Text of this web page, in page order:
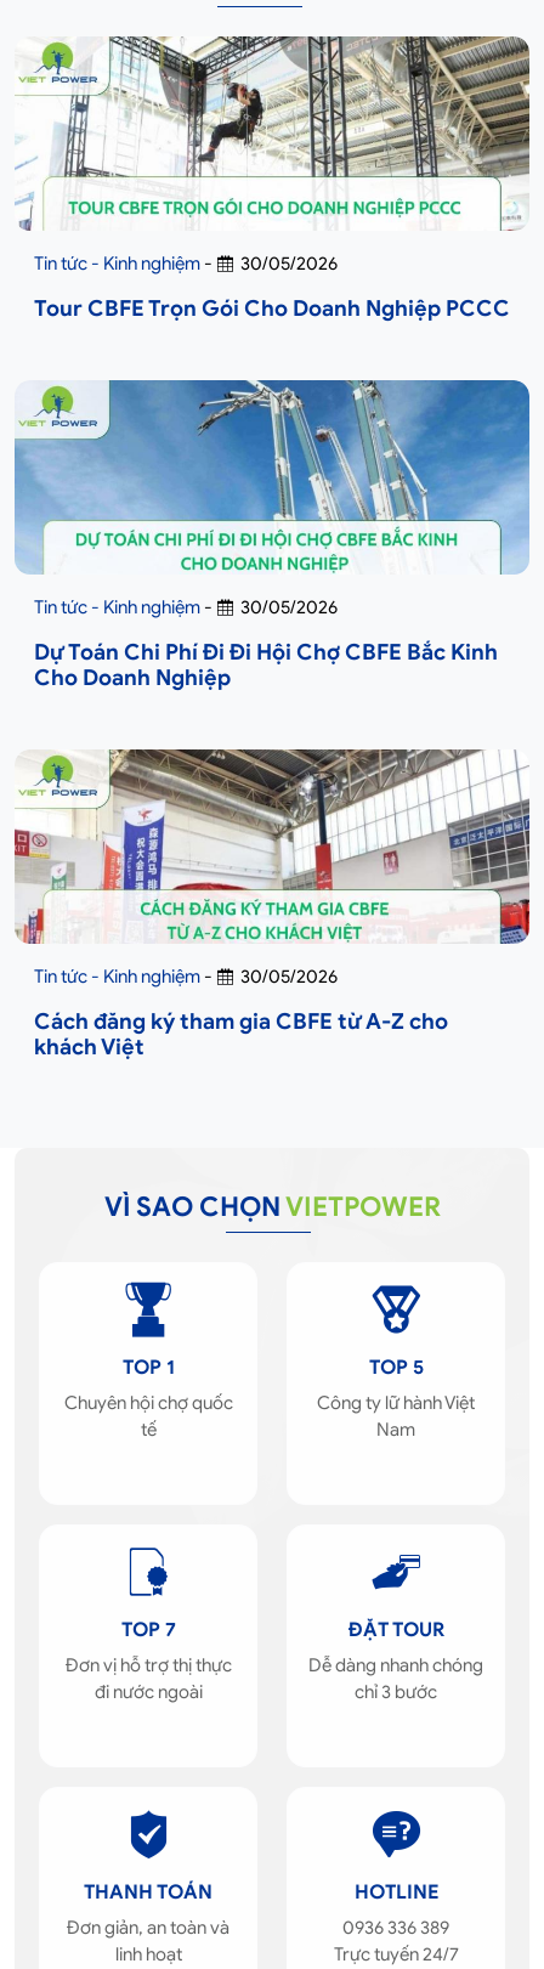
Tin tức - Kinh nghiệm - 30/05/2026
Tour CBFE Trọn Gói Cho Doanh Nghiệp PCCC
Tin tức - Kinh nghiệm - 30/05/2026
Dự Toán Chi Phí Đi Đi Hội Chợ CBFE Bắc Kinh
Cho Doanh Nghiệp
Tin tức - Kinh nghiệm - 30/05/2026
Cách đăng ký tham gia CBFE từ A-Z cho
khách Việt
VÌ SAO CHỌNVIETPOWER
TOP 1
Chuyên hội chợ quốc
tế
TOP 5
Công ty lữ hành Việt
Nam
TOP 7
Đơn vị hỗ trợ thị thực
đi nước ngoài
ĐẶT TOUR
Dễ dàng nhanh chóng
chỉ 3 bước
THANH TOÁN
Đơn giản, an toàn và
linh hoạt
HOTLINE
0936 336 389
Trực tuyến 24/7